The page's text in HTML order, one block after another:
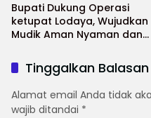
Bupati Dukung Operasi
ketupat Lodaya, Wujudkan
Mudik Aman Nyaman dan
Tinggalkan Balasan
Alamat email Anda tidak
wajib ditandai *